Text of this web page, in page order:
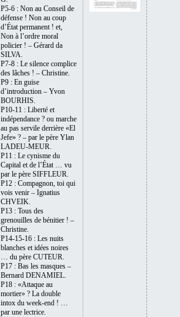
P5-6 : Non au Conseil de
défense ! Non au coup
d’État permanent ! et,
Non à l’ordre moral
policier ! – Gérard da
SILVA.
P7-8 : Le silence complice
des lâches ! – Christine.
P9 : En guise
d’introduction – Yvon
BOURHIS.
P10-11 : Liberté et
indépendance ? ou marche
au pas servile derrière «El
Jefe» ? – par le père Ylan
LADEU-MEUR.
P11 : Le cynisme du
Capital et de l’État … vu
par le père SIFFLEUR.
P12 : Compagnon, toi qui
vois venir – Ignatius
CHVEIK.
P13 : Tous des
grenouilles de bénitier ! –
Christine.
P14-15-16 : Les nuits
blanches et idées noires
… du père CUTEUR.
P17 : Bas les masques –
Bernard DENAMIEL.
P18 : «Attaque au
mortier» ? La double
intox du week-end ! …
par une lectrice.